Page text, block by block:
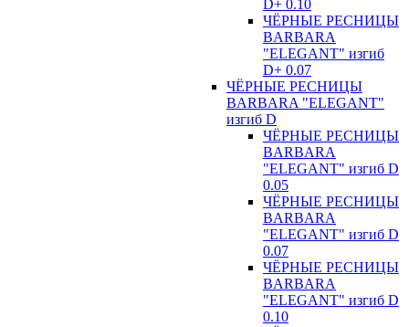
D+ 0.10
ЧЁРНЫЕ РЕСНИЦЫ
BARBARA
"ELEGANT" изгиб
D+ 0.07
ЧЁРНЫЕ РЕСНИЦЫ
BARBARA "ELEGANT"
изгиб D
ЧЁРНЫЕ РЕСНИЦЫ
BARBARA
"ELEGANT" изгиб D
0.05
ЧЁРНЫЕ РЕСНИЦЫ
BARBARA
"ELEGANT" изгиб D
0.07
ЧЁРНЫЕ РЕСНИЦЫ
BARBARA
"ELEGANT" изгиб D
0.10